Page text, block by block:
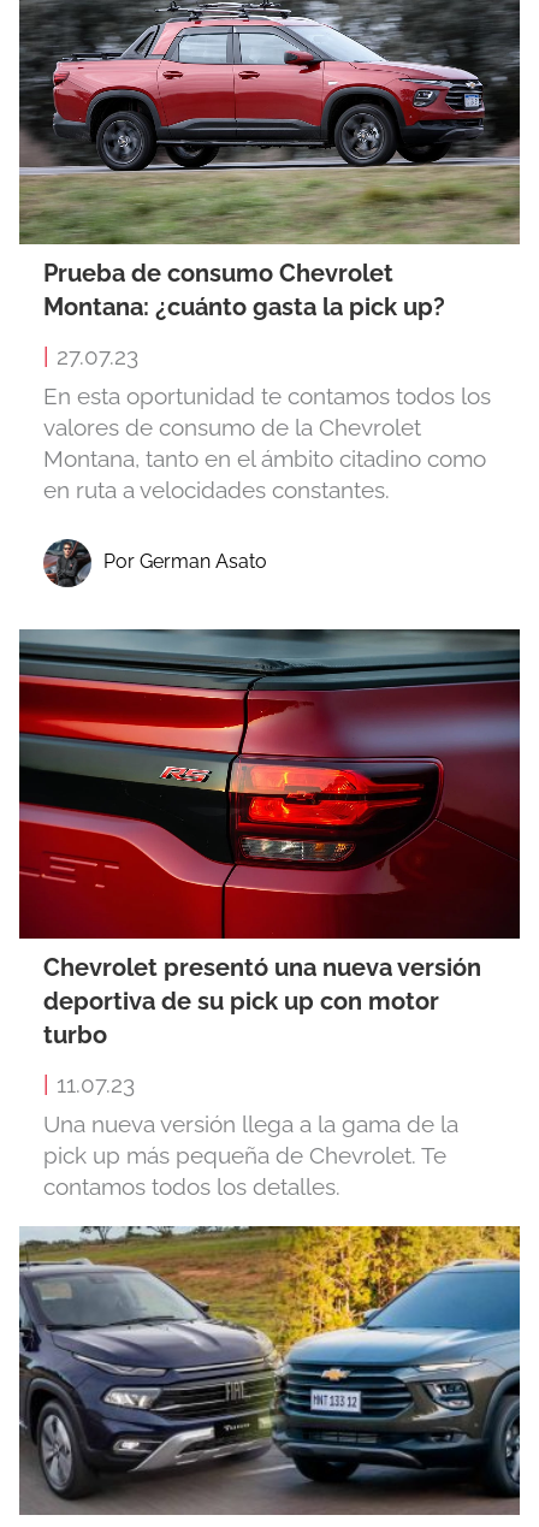
Prueba de consumo Chevrolet
Montana: ¿cuánto gasta la pick up?
27.07.23
En esta oportunidad te contamos todos los
valores de consumo de la Chevrolet
Montana, tanto en el ámbito citadino como
en ruta a velocidades constantes.
Por German Asato
Chevrolet presentó una nueva versión
deportiva de su pick up con motor
turbo
11.07.23
Una nueva versión llega a la gama de la
pick up más pequeña de Chevrolet. Te
contamos todos los detalles.